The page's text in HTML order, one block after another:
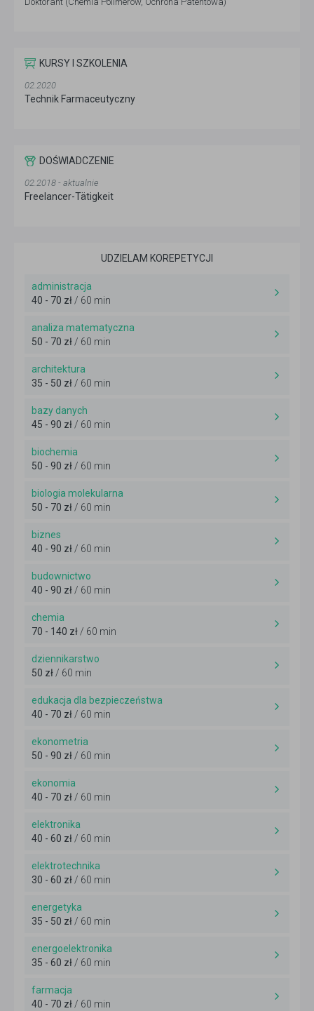
KURSY I SZKOLENIA
02.2020
Technik Farmaceutyczny
DOŚWIADCZENIE
02.2018 - aktualnie
Freelancer-Tätigkeit
UDZIELAM KOREPETYCJI
administracja
40 - 70 zł/ 60 min
analiza matematyczna
50 - 70 zł/ 60 min
architektura
35 - 50 zł/ 60 min
bazy danych
45 - 90 zł/ 60 min
biochemia
50 - 90 zł/ 60 min
biologia molekularna
50 - 70 zł/ 60 min
biznes
40 - 90 zł/ 60 min
budownictwo
40 - 90 zł/ 60 min
chemia
70 - 140 zł/ 60 min
dziennikarstwo
50 zł/ 60 min
edukacja dla bezpieczeństwa
40 - 70 zł/ 60 min
ekonometria
50 - 90 zł/ 60 min
ekonomia
40 - 70 zł/ 60 min
elektronika
40 - 60 zł/ 60 min
elektrotechnika
30 - 60 zł/ 60 min
energetyka
35 - 50 zł/ 60 min
energoelektronika
35 - 60 zł/ 60 min
farmacja
40 - 70 zł/ 60 min